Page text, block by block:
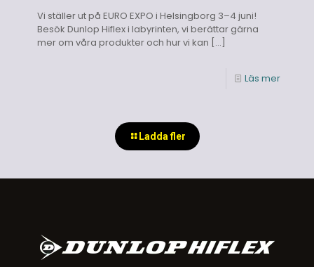
Vi ställer ut på EURO EXPO i Helsingborg 3–4 juni!
Besök Dunlop Hiflex i labyrinten, vi berättar gärna
mer om våra produkter och hur vi kan […]
Läs mer
Ladda fler